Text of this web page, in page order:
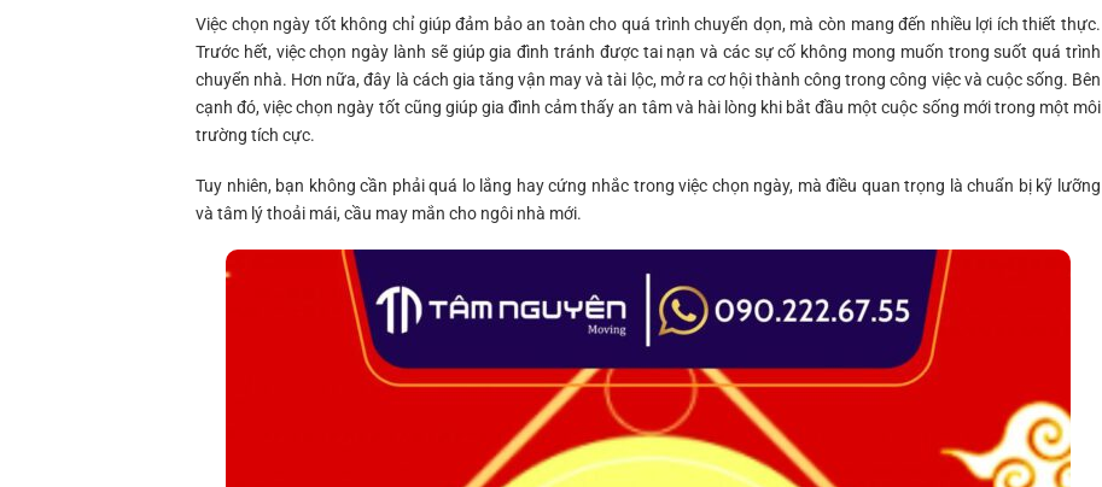
Việc chọn ngày tốt không chỉ giúp đảm bảo an toàn cho quá trình chuyển dọn, mà còn mang đến nhiều lợi ích thiết thực.
Trước hết, việc chọn ngày lành sẽ giúp gia đình tránh được tai nạn và các sự cố không mong muốn trong suốt quá trình
chuyển nhà. Hơn nữa, đây là cách gia tăng vận may và tài lộc, mở ra cơ hội thành công trong công việc và cuộc sống. Bên
cạnh đó, việc chọn ngày tốt cũng giúp gia đình cảm thấy an tâm và hài lòng khi bắt đầu một cuộc sống mới trong một môi
trường tích cực.
Tuy nhiên, bạn không cần phải quá lo lắng hay cứng nhắc trong việc chọn ngày, mà điều quan trọng là chuẩn bị kỹ lưỡng
và tâm lý thoải mái, cầu may mắn cho ngôi nhà mới.